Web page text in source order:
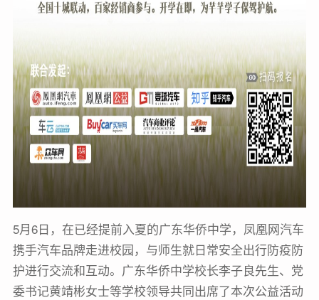
5月6日，在已经提前入夏的广东华侨中学，凤凰网汽车
携手汽车品牌走进校园，与师生就日常安全出行防疫防
护进行交流和互动。广东华侨中学校长李子良先生、党
委书记黄靖彬女士等学校领导共同出席了本次公益活动